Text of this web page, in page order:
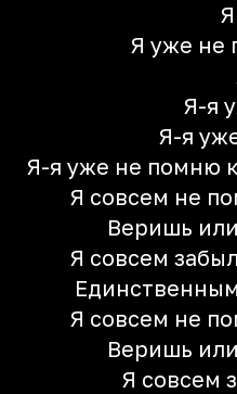
Я уже не
Я-я
Я-я
Я-я уже не помню
Я совсем не
Веришь
Я совсем
Я совсем не
Веришь
Я совсем